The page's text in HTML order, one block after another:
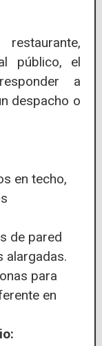
público, el
a
despacho o
en techo,
de pared
alargadas.
para
en